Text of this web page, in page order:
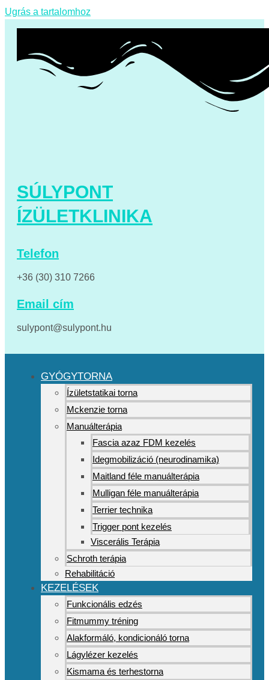
Ugrás a tartalomhoz
SÚLYPONT
ÍZÜLETKLINIKA
Telefon
+36 (30) 310 7266
Email cím
sulypont@sulypont.hu
GYÓGYTORNA
Ízületstatikai torna
Mckenzie torna
Manuálterápia
Fascia azaz FDM kezelés
Idegmobilizáció (neurodinamika)
Maitland féle manuálterápia
Mulligan féle manuálterápia
Terrier technika
Trigger pont kezelés
Viscerális Terápia
Schroth terápia
Rehabilitáció
KEZELÉSEK
Funkcionális edzés
Fitmummy tréning
Alakformáló, kondicionáló torna
Lágylézer kezelés
Kismama és terhestorna